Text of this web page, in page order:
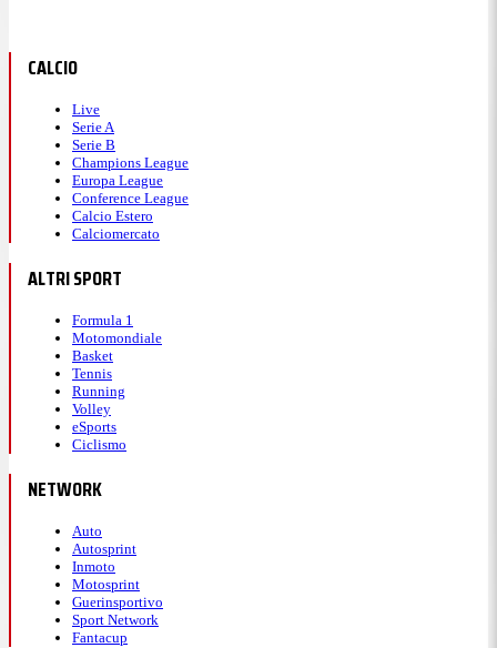
CALCIO
Live
Serie A
Serie B
Champions League
Europa League
Conference League
Calcio Estero
Calciomercato
ALTRI SPORT
Formula 1
Motomondiale
Basket
Tennis
Running
Volley
eSports
Ciclismo
NETWORK
Auto
Autosprint
Inmoto
Motosprint
Guerinsportivo
Sport Network
Fantacup